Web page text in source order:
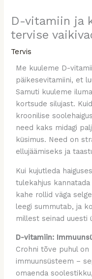
D-vitamiin ja
tervise
Tervis
Me kuuleme D-
päikesevitamiini, et
Samuti kuuleme
kortsude silujast.
kroonilise
need kaks midagi
küsimus. Need on
ellujäämiseks ja
Kui kujutleda
tulekahjus
kahe rollid väga
leegi summutab, ja
millest seinad uuesti
D-vitamiin:
Crohni tõve puhul on
immuunsüsteem –
omaenda